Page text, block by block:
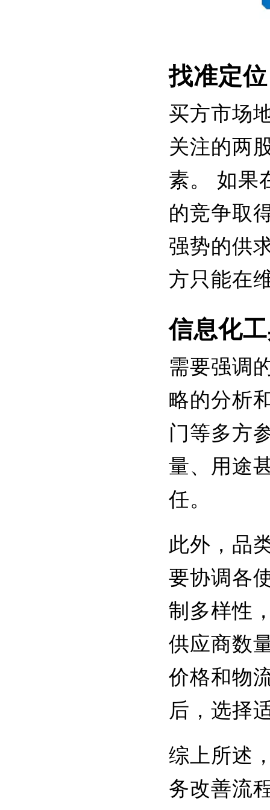
找准定
买方市场
关注的两
素。 如果
的竞争取
强势的供
方只能在
信息化
需要强调
略的分析
门等多方
量、用途
任。
此外，品
要协调各
制多样性
供应商数
价格和物
后，选择
综上所述
务改善流